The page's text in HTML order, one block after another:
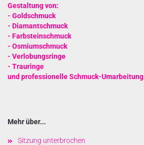
Gestaltung von:
- Goldschmuck
- Diamantschmuck
- Farbsteinschmuck
- Osmiumschmuck
- Verlobungsringe
- Trauringe
und professionelle Schmuck-Umarbeitung
Mehr über...
Sitzung unterbrochen